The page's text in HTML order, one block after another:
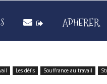
ADHERER
Les défis Souffrance au travail